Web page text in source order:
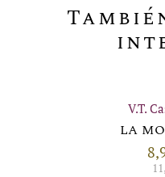
V.T.
LA